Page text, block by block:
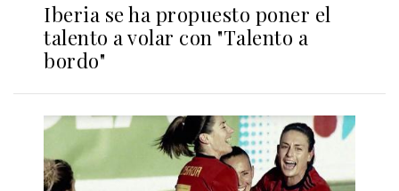
Iberia se ha propuesto poner el
talento a volar con "Talento a
bordo"